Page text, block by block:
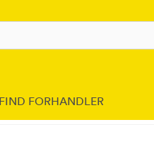
FIND FORHANDLER